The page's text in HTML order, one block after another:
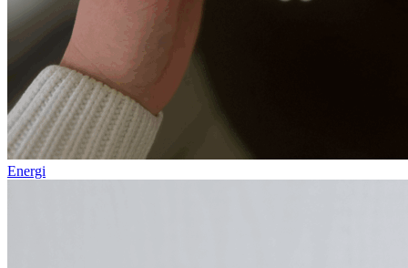
Energi